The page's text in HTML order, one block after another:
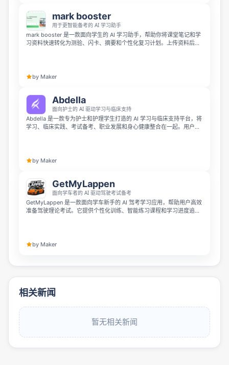
mark booster
用于更智能备考的 AI 学习助手
mark booster 是一款面向学生的 AI 学习助手，帮助你将课堂笔记和学
习资料快速转化为测验、闪卡、摘要和个性化复习计划。上传资料后，
by Maker
Abdella
面向护士的 AI 驱动学习与临床支持
Abdella 是一款专为护士和护理学生打造的 AI 学习与临床支持平台，将
学习、临床实践、考试备考、职业发展和身心健康整合在一起。用户可
by Maker
GetMyLappen
面向学车者的 AI 驱动驾驶考试备考
GetMyLappen 是一款面向学车新手的 AI 驾考学习应用，帮助用户高效
准备驾驶理论考试。它提供个性化训练、智能练习课程和学习进度追
by Maker
相关新闻
暂无相关新闻